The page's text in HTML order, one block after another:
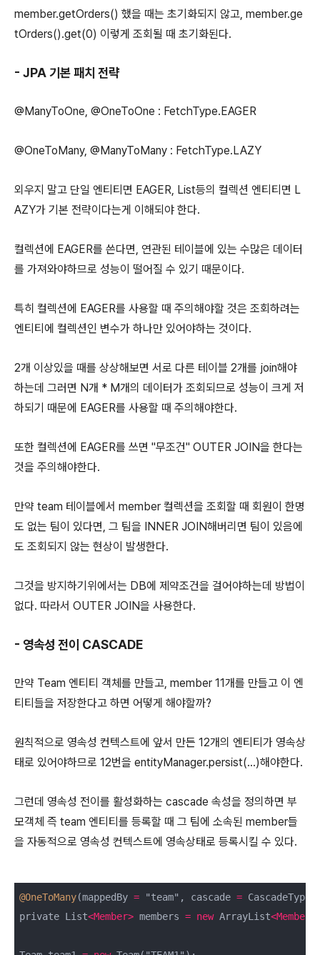
member.getOrders() 했을 때는 초기화되지 않고, member.ge
tOrders().get(0) 이렇게 조회될 때 초기화된다.
- JPA 기본 패치 전략
@ManyToOne, @OneToOne : FetchType.EAGER
@OneToMany, @ManyToMany : FetchType.LAZY
외우지 말고 단일 엔티티면 EAGER, List등의 컬렉션 엔티티면 L
AZY가 기본 전략이다는게 이해되야 한다.
컬렉션에 EAGER를 쓴다면, 연관된 테이블에 있는 수많은 데이터
를 가져와야하므로 성능이 떨어질 수 있기 때문이다.
특히 컬렉션에 EAGER를 사용할 때 주의해야할 것은 조회하려는
엔티티에 컬렉션인 변수가 하나만 있어야하는 것이다.
2개 이상있을 때를 상상해보면 서로 다른 테이블 2개를 join해야
하는데 그러면 N개 * M개의 데이터가 조회되므로 성능이 크게 저
하되기 때문에 EAGER를 사용할 때 주의해야한다.
또한 컬렉션에 EAGER를 쓰면 "무조건" OUTER JOIN을 한다는
것을 주의해야한다.
만약 team 테이블에서 member 컬렉션을 조회할 때 회원이 한명
도 없는 팀이 있다면, 그 팀을 INNER JOIN해버리면 팀이 있음에
도 조회되지 않는 현상이 발생한다.
그것을 방지하기위에서는 DB에 제약조건을 걸어야하는데 방법이
없다. 따라서 OUTER JOIN을 사용한다.
- 영속성 전이 CASCADE
만약 Team 엔티티 객체를 만들고, member 11개를 만들고 이 엔
티티들을 저장한다고 하면 어떻게 해야할까?
원칙적으로 영속성 컨텍스트에 앞서 만든 12개의 엔티티가 영속상
태로 있어야하므로 12번을 entityManager.persist(...)해야한다.
그런데 영속성 전이를 활성화하는 cascade 속성을 정의하면 부
모객체 즉 team 엔티티를 등록할 때 그 팀에 소속된 member들
을 자동적으로 영속성 컨텍스트에 영속상태로 등록시킬 수 있다.
@OneToMany(mappedBy = "team", cascade =
private List<Member> members = new ArrayList<Member